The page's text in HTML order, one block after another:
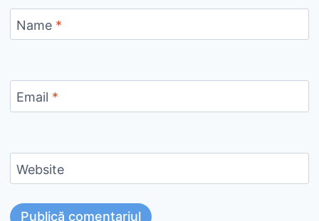
Name *
Email *
Website